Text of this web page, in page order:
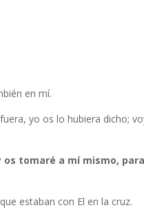
en mí.
yo os lo hubiera dicho;
os tomaré a mí mismo,
estaban con El en la cruz.